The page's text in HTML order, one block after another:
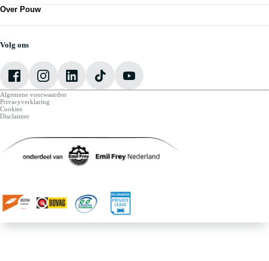
Nieuws
Vestigingen
Audi
Škoda
VW Bedrijfswagens
Over Pouw
Over Pouw
Vacatures
Volg ons
Algemene voorwaarden
Privacyverklaring
Cookies
Disclaimer